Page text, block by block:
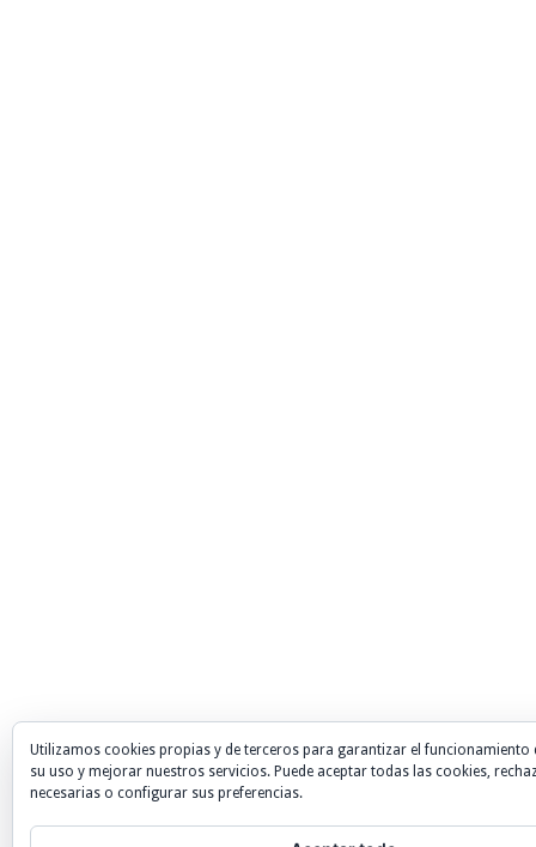
Utilizamos cookies propias y de terceros para garantizar el funcionamiento
su uso y mejorar nuestros servicios. Puede aceptar todas las cookies,
necesarias o configurar sus preferencias.